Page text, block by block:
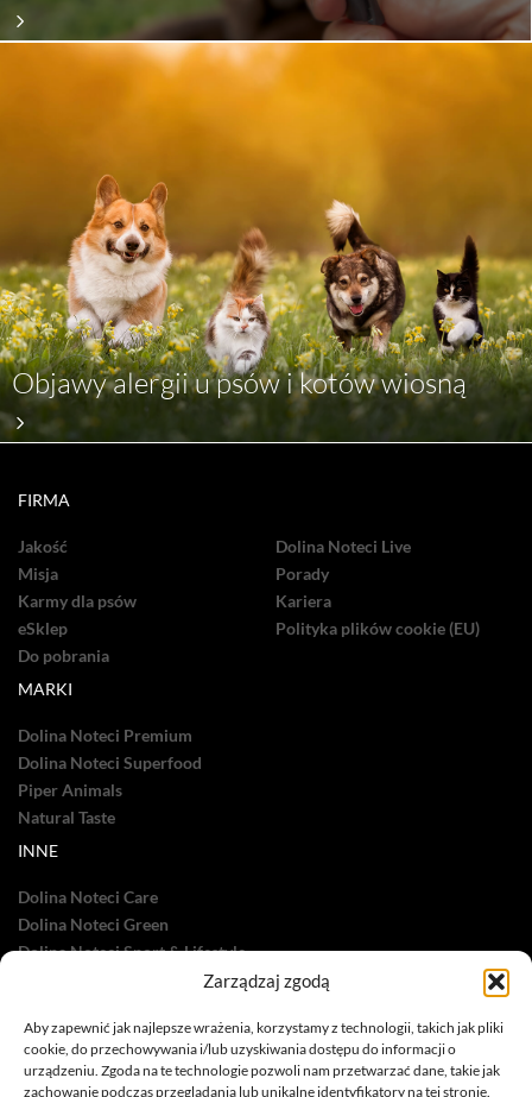
Zarządzaj zgodą
Aby zapewnić jak najlepsze wrażenia, korzystamy z technologii, takich jak pliki
cookie, do przechowywania i/lub uzyskiwania dostępu do informacji o
urządzeniu. Zgoda na te technologie pozwoli nam przetwarzać dane, takie jak
zachowanie podczas przeglądania lub unikalne identyfikatory na tej stronie.
Objawy alergii u psów i kotów wiosną
FIRMA
Jakość
Misja
Karmy dla psów
eSklep
Do pobrania
Dolina Noteci Live
Porady
Kariera
Polityka plików cookie (EU)
MARKI
Dolina Noteci Premium
Dolina Noteci Superfood
Piper Animals
Natural Taste
INNE
Dolina Noteci Care
Dolina Noteci Green
Dolina Noteci Sport & Lifestyle